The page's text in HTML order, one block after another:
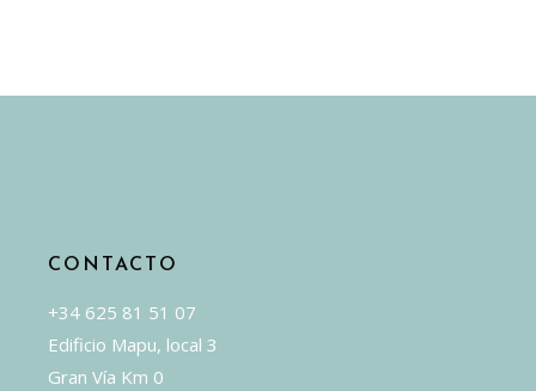
CONTACTO
+34 625 81 51 07
Edificio Mapu, local 3
Gran Vía Km 0